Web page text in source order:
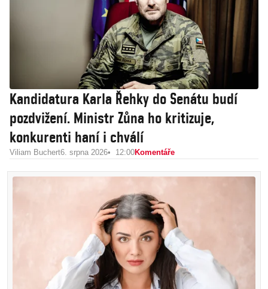
Kandidatura Karla Řehky do Senátu budí
pozdvižení. Ministr Zůna ho kritizuje,
konkurenti haní i chválí
Viliam Buchert6. srpna 2026 12:00Komentáře